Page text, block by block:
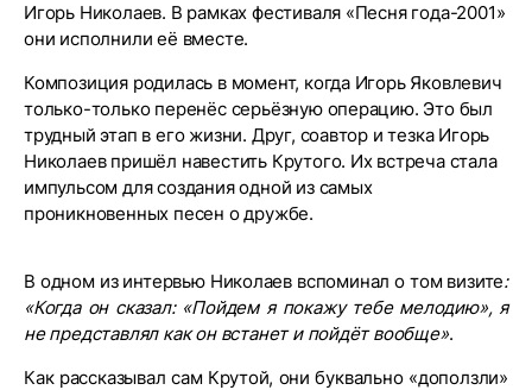
Игорь Николаев. В рамках фестиваля «Песня года-2001»
они исполнили её вместе.
Композиция родилась в момент, когда Игорь Яковлевич
только-только перенёс серьёзную операцию. Это был
трудный этап в его жизни. Друг, соавтор и тезка Игорь
Николаев пришёл навестить Крутого. Их встреча стала
импульсом для создания одной из самых
проникновенных песен о дружбе.
В одном из интервью Николаев вспоминал о том визите:
«Когда он сказал: «Пойдем я покажу тебе мелодию», я
не представлял как он встанет и пойдёт вообще».
Как рассказывал сам Крутой, они буквально «доползли»